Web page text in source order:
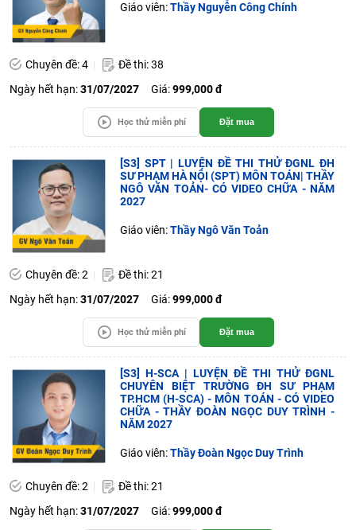
Giáo viên:Thầy Nguyễn Công Chính
Chuyên đề: 4
Đề thi: 38
Ngày hết hạn:31/07/2027 Giá:999,000 đ
Học thử miễn phí Đặt mua
[S3] SPT | LUYỆN ĐỀ THI THỬ ĐGNL ĐH
SƯ PHẠM HÀ NỘI (SPT) MÔN TOÁN| THẦY
NGÔ VĂN TOẢN- CÓ VIDEO CHỮA - NĂM
2027
Giáo viên:Thầy Ngô Văn Toản
Chuyên đề: 2
Đề thi: 21
Ngày hết hạn:31/07/2027 Giá:999,000 đ
Học thử miễn phí Đặt mua
[S3] H-SCA | LUYỆN ĐỀ THI THỬ ĐGNL
CHUYÊN BIỆT TRƯỜNG ĐH SƯ PHẠM
TP.HCM (H-SCA) - MÔN TOÁN - CÓ VIDEO
CHỮA - THẦY ĐOÀN NGỌC DUY TRÌNH -
NĂM 2027
Giáo viên:Thầy Đoàn Ngọc Duy Trình
Chuyên đề: 2
Đề thi: 21
Ngày hết hạn:31/07/2027 Giá:999,000 đ